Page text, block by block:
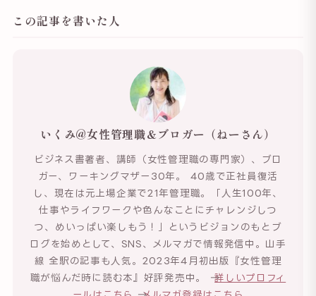
この記事を書いた人
いくみ@女性管理職＆ブロガー（ねーさん）
ビジネス書著者、講師（女性管理職の専門家）、ブロ
ガー、ワーキングマザー30年。 40歳で正社員復活
し、現在は元上場企業で21年管理職。「人生100年、
仕事やライフワークや色んなことにチャレンジしつ
つ、めいっぱい楽しもう！」というビジョンのもとブ
ログを始めとして、SNS、メルマガで情報発信中。山手
線 全駅の記事も人気。2023年4月初出版『女性管理
職が悩んだ時に読む本』好評発売中。 →詳しいプロフィ